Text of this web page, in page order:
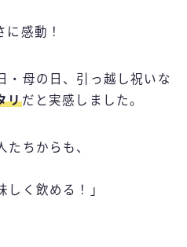
感動！
・母の日、引っ越し祝いな
リだと実感しました。
たちからも、
しく飲める！」